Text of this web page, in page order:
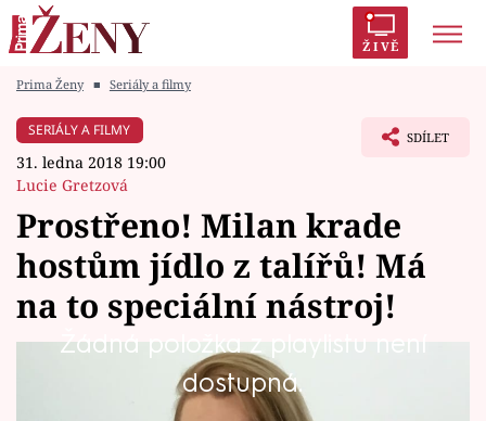
ŽIVĚ
Módní alarm
Témata
Celebrity
Prima Ženy ■ Seriály a filmy
SERIÁLY A FILMY
31. ledna 2018 19:00
Lucie Gretzová
SDÍLET
Prostřeno! Milan krade
hostům jídlo z talířů! Má
na to speciální nástroj!
Žádná položka z playlistu není
dostupná.
Chůva, překladatelka, floristka a cestovatelka
Lucie (33) žije na sto procent. Zaujme nejen